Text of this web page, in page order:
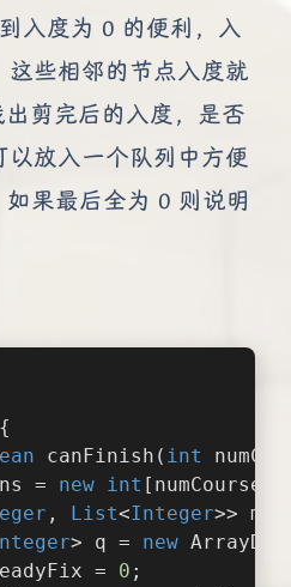
入度为 0 的便利，入
些相邻的节点入度就
剪完后的入度，是否
放入一个队列中方便
果最后全为 0 则说明
{
canFinish( int
= new int
, List<Integer>>
> q = new
= 0 ;